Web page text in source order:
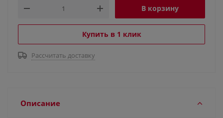
В корзину
Купить в 1 клик
Рассчитать доставку
Описание